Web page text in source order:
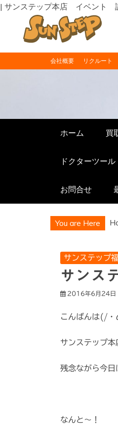
| サンステップ本店 イベント
to
会社概要 リクルート
福
福井の
ホーム 買
ドクターツー
お問合せ
You are Here
サンステップ
サンス
2016年6月24日
こんばんは(/
サンステップ本
残念ながら今日
なんと～！